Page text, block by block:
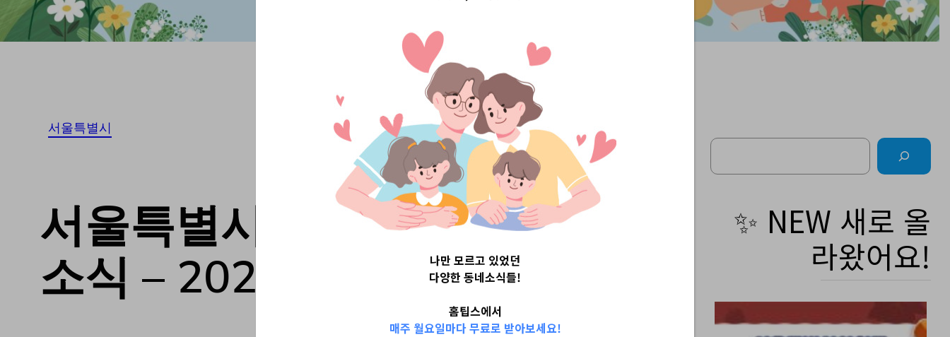
서울특별시
서울특별시강북구 Top 3 및 주간
소식 – 20230530
Search
✨ NEW 새로 올
라왔어요!
나만 모르고 있었던
다양한 동네소식들!
홈팁스에서
매주 월요일마다 무료로 받아보세요!